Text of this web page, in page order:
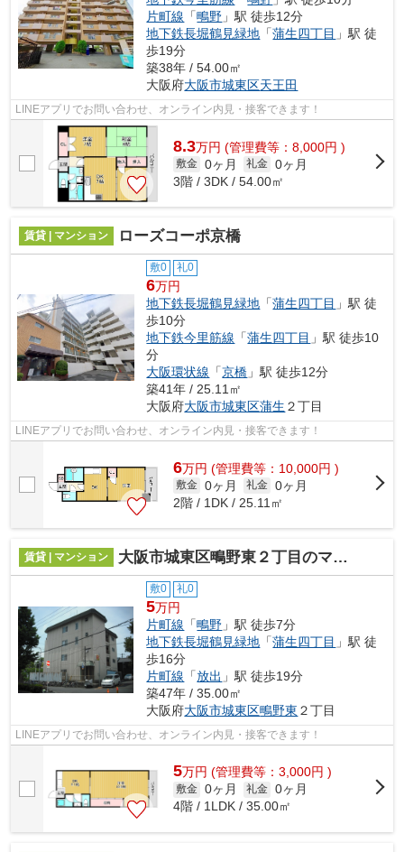
片町線 「鴫野 」駅 徒歩12分
地下鉄長堀鶴見緑地 「蒲生四丁目 」駅 徒
歩19分
築38年 / 54.00㎡
大阪府大阪市城東区天王田
LINEアプリでお問い合わせ、オンライン内見・接客できます！
8.3万円 (管理費等：8,000円 )
敷金 0ヶ月 礼金 0ヶ月
3階 / 3DK / 54.00㎡
賃貸 | マンション ローズコーポ京橋
敷0 礼0
6万円
地下鉄長堀鶴見緑地 「蒲生四丁目 」駅 徒
歩10分
地下鉄今里筋線 「蒲生四丁目 」駅 徒歩10
分
大阪環状線 「京橋 」駅 徒歩12分
築41年 / 25.11㎡
大阪府大阪市城東区蒲生 ２丁目
LINEアプリでお問い合わせ、オンライン内見・接客できます！
6万円 (管理費等：10,000円 )
敷金 0ヶ月 礼金 0ヶ月
2階 / 1DK / 25.11㎡
賃貸 | マンション 大阪市城東区鴫野東２丁目のマンション
敷0 礼0
5万円
片町線 「鴫野 」駅 徒歩7分
地下鉄長堀鶴見緑地 「蒲生四丁目 」駅 徒
歩16分
片町線 「放出 」駅 徒歩19分
築47年 / 35.00㎡
大阪府大阪市城東区鴫野東 ２丁目
LINEアプリでお問い合わせ、オンライン内見・接客できます！
5万円 (管理費等：3,000円 )
敷金 0ヶ月 礼金 0ヶ月
4階 / 1LDK / 35.00㎡